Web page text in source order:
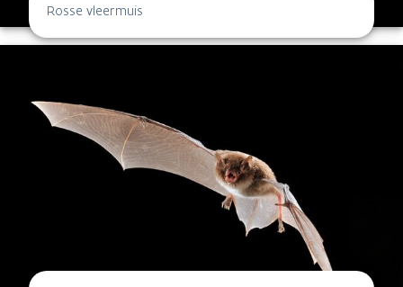
Rosse vleermuis